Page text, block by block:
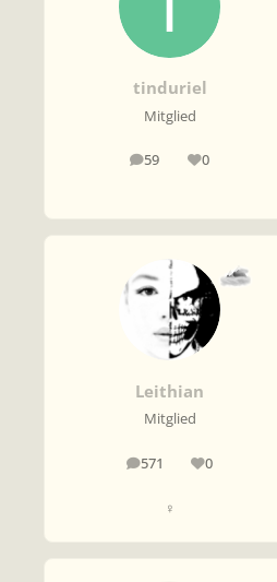
tinduriel
Mitglied
59
Beiträge 0
Reputation
Leithian
Mitglied
571
Beiträge 0
Reputation
♀